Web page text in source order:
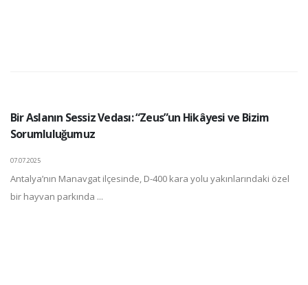
Bir Aslanın Sessiz Vedası: “Zeus”un Hikâyesi ve Bizim
Sorumluluğumuz
07.07.2025
Antalya’nın Manavgat ilçesinde, D-400 kara yolu yakınlarındaki özel
bir hayvan parkında ...